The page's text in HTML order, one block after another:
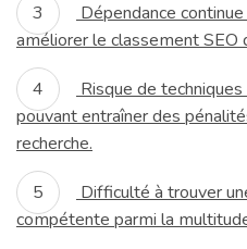
Dépendance
améliorer le classement SEO
Risque de
pouvant entraîner des
recherche.
Difficulté à trouver
compétente parmi la